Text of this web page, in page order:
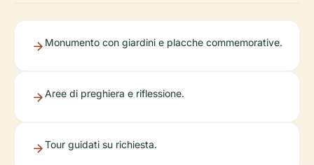
Monumento con giardini e placche commemorative.
Aree di preghiera e riflessione.
Tour guidati su richiesta.